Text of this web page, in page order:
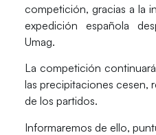
competición, gracias a la
expedición española
Umag.
La competición
las precipitaciones cesen,
de los partidos.
Informaremos de ello,